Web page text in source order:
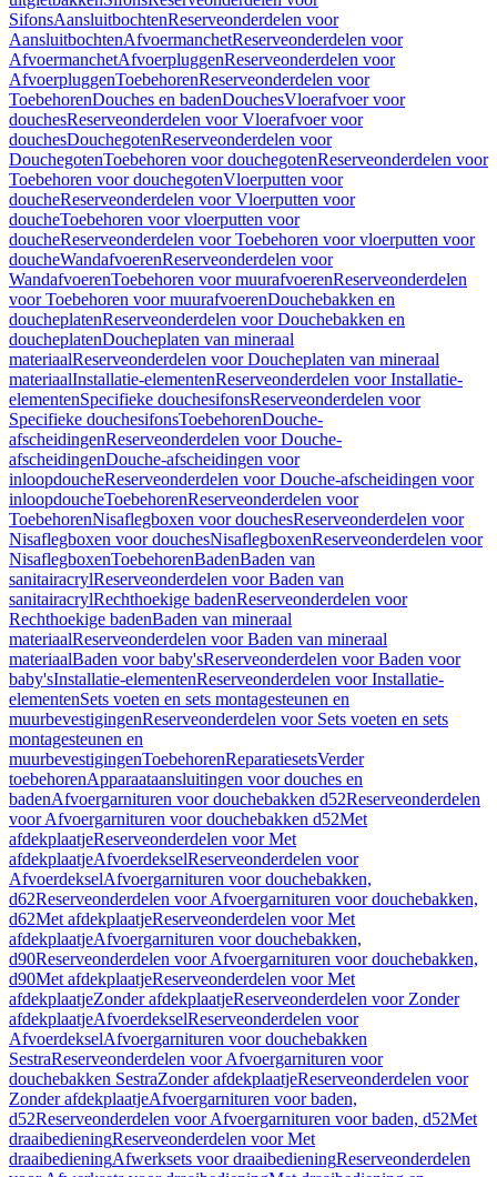
SifonsAansluitbochtenReserveonderdelen voor
AansluitbochtenAfvoermanchetReserveonderdelen voor
AfvoermanchetAfvoerpluggenReserveonderdelen voor
AfvoerpluggenToebehorenReserveonderdelen voor
ToebehorenDouches en badenDouchesVloerafvoer voor
douchesReserveonderdelen voor Vloerafvoer voor
douchesDouchegotenReserveonderdelen voor
DouchegotenToebehoren voor douchegotenReserveonderdelen voor
Toebehoren voor douchegotenVloerputten voor
doucheReserveonderdelen voor Vloerputten voor
doucheToebehoren voor vloerputten voor
doucheReserveonderdelen voor Toebehoren voor vloerputten voor
doucheWandafvoerenReserveonderdelen voor
WandafvoerenToebehoren voor muurafvoerenReserveonderdelen
voor Toebehoren voor muurafvoerenDouchebakken en
doucheplatenReserveonderdelen voor Douchebakken en
doucheplatenDoucheplaten van mineraal
materiaalReserveonderdelen voor Doucheplaten van mineraal
materiaalInstallatie-elementenReserveonderdelen voor Installatie-
elementenSpecifieke douchesifonsReserveonderdelen voor
Specifieke douchesifonsToebehorenDouche-
afscheidingenReserveonderdelen voor Douche-
afscheidingenDouche-afscheidingen voor
inloopdoucheReserveonderdelen voor Douche-afscheidingen voor
inloopdoucheToebehorenReserveonderdelen voor
ToebehorenNisaflegboxen voor douchesReserveonderdelen voor
Nisaflegboxen voor douchesNisaflegboxenReserveonderdelen voor
NisaflegboxenToebehorenBadenBaden van
sanitairacrylReserveonderdelen voor Baden van
sanitairacrylRechthoekige badenReserveonderdelen voor
Rechthoekige badenBaden van mineraal
materiaalReserveonderdelen voor Baden van mineraal
materiaalBaden voor baby'sReserveonderdelen voor Baden voor
baby'sInstallatie-elementenReserveonderdelen voor Installatie-
elementenSets voeten en sets montagesteunen en
muurbevestigingenReserveonderdelen voor Sets voeten en sets
montagesteunen en
muurbevestigingenToebehorenReparatiesetsVerder
toebehorenApparaataansluitingen voor douches en
badenAfvoergarnituren voor douchebakken d52Reserveonderdelen
voor Afvoergarnituren voor douchebakken d52Met
afdekplaatjeReserveonderdelen voor Met
afdekplaatjeAfvoerdekselReserveonderdelen voor
AfvoerdekselAfvoergarnituren voor douchebakken,
d62Reserveonderdelen voor Afvoergarnituren voor douchebakken,
d62Met afdekplaatjeReserveonderdelen voor Met
afdekplaatjeAfvoergarnituren voor douchebakken,
d90Reserveonderdelen voor Afvoergarnituren voor douchebakken,
d90Met afdekplaatjeReserveonderdelen voor Met
afdekplaatjeZonder afdekplaatjeReserveonderdelen voor Zonder
afdekplaatjeAfvoerdekselReserveonderdelen voor
AfvoerdekselAfvoergarnituren voor douchebakken
SestraReserveonderdelen voor Afvoergarnituren voor
douchebakken SestraZonder afdekplaatjeReserveonderdelen voor
Zonder afdekplaatjeAfvoergarnituren voor baden,
d52Reserveonderdelen voor Afvoergarnituren voor baden, d52Met
draaibedieningReserveonderdelen voor Met
draaibedieningAfwerksets voor draaibedieningReserveonderdelen